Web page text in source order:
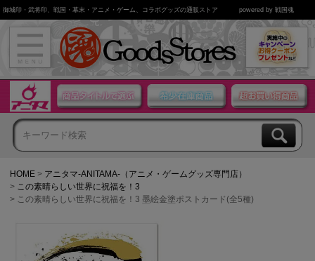
御城印・武将印、戦国・幕末・アニメ・ゲーム、コラボグッズの通販ストア powered by 戦国魂
HOME
アニタマ-ANITAMA-（アニメ・ゲームグッズ専門店）
この素晴らしい世界に祝福を！3
この素晴らしい世界に祝福を！3 墨絵金塗ポストカード(全5種)